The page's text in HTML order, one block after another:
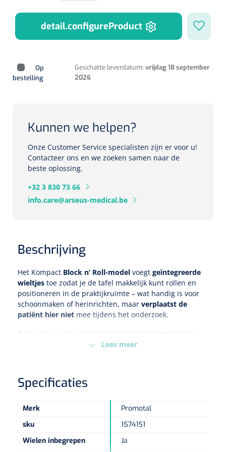
Herbruikbare curetten
Biopsie punch
Verpleegdekens
Aangepaste kledij
Diversen
Eethulpmiddelen
Eetplateau's
Onderleggers
Opzetstukken voor bekers
Bekers
Holters
Spirometers
Foetale dopplers
Vasculaire dopplers
Foetale en Vasculaire dopplers
Lichtdiagnostiek
Urologie
Laser chirurgie
Surgical suction
detail.configureProduct
Op
bestelling
Geschatte leverdatum: vrijdag 18 september
2026
Kunnen we helpen?
Onze Customer Service specialisten zijn er voor u!
Contacteer ons en we zoeken samen naar de
beste oplossing.
+32 3 830 73 66
info.care@arseus-medical.be
Beschrijving
Lees meer
Het Kompact Block n’ Roll-model voegt geïntegreerde
wieltjes toe zodat je de tafel makkelijk kunt rollen en
positioneren in de praktijkruimte – wat handig is voor
schoonmaken of herinrichten, maar verplaatst de
patiënt hier niet mee tijdens het onderzoek.
Deze alles-in-één onderzoekstafel combineert zitten,
liggen en gynaecologische functies op een compact
gynaecoloog bent, met de Kompact bespaart u ruimte,
voor al uw patiënten – ook zij met beperkte mobiliteit.
Gelijkheid in behandeling & toegankelijkheid
Geïntegreerd uitschuifbaar opstapje (23 cm hoog)
Specificaties
Merk
Promotal
sku
1574151
Wielen inbegrepen
Ja